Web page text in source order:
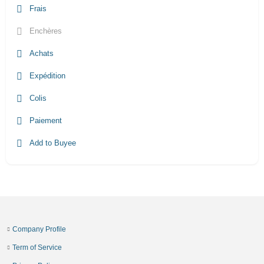
Frais
Enchères
Achats
Expédition
Colis
Paiement
Add to Buyee
Company Profile
Term of Service